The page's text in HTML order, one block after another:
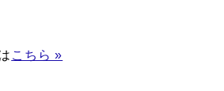
こちら »